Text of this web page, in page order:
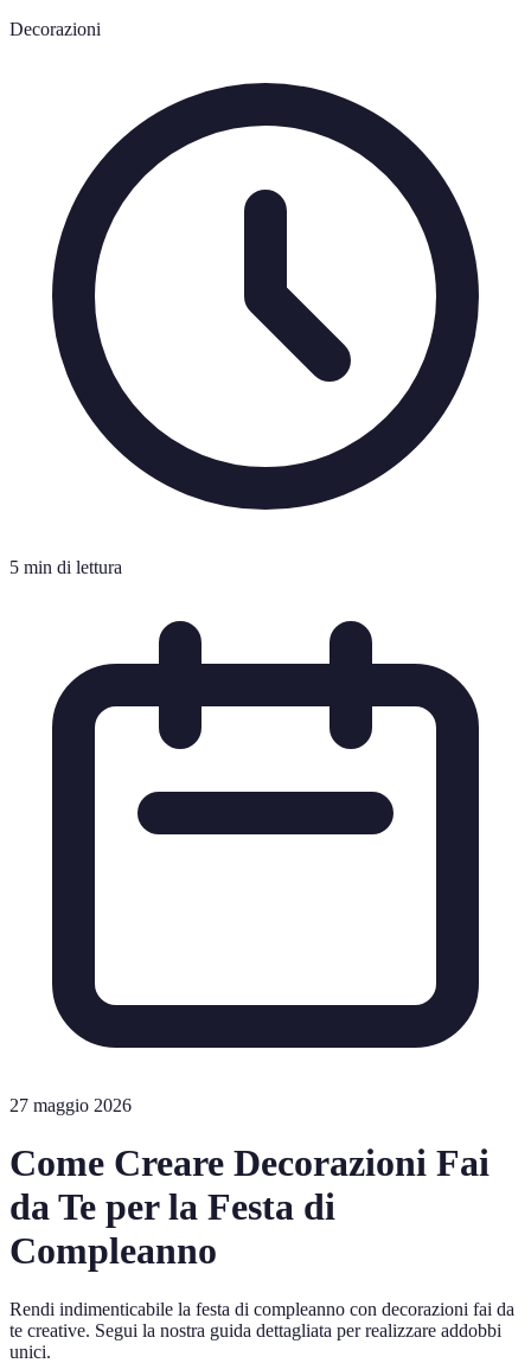
Decorazioni
5 min di lettura
27 maggio 2026
Come Creare Decorazioni Fai
da Te per la Festa di
Compleanno
Rendi indimenticabile la festa di compleanno con decorazioni fai da
te creative. Segui la nostra guida dettagliata per realizzare addobbi
unici.